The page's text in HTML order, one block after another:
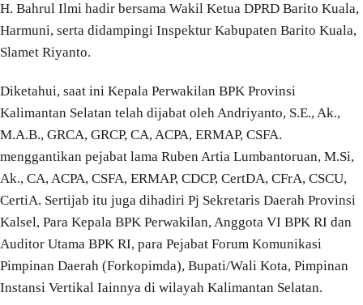
H. Bahrul Ilmi hadir bersama Wakil Ketua DPRD Barito Kuala,
Harmuni, serta didampingi Inspektur Kabupaten Barito Kuala,
Slamet Riyanto.
Diketahui, saat ini Kepala Perwakilan BPK Provinsi
Kalimantan Selatan telah dijabat oleh Andriyanto, S.E., Ak.,
M.A.B., GRCA, GRCP, CA, ACPA, ERMAP, CSFA.
menggantikan pejabat lama Ruben Artia Lumbantoruan, M.Si,
Ak., CA, ACPA, CSFA, ERMAP, CDCP, CertDA, CFrA, CSCU,
CertiA. Sertijab itu juga dihadiri Pj Sekretaris Daerah Provinsi
Kalsel, Para Kepala BPK Perwakilan, Anggota VI BPK RI dan
Auditor Utama BPK RI, para Pejabat Forum Komunikasi
Pimpinan Daerah (Forkopimda), Bupati/Wali Kota, Pimpinan
Instansi Vertikal Iainnya di wilayah Kalimantan Selatan.